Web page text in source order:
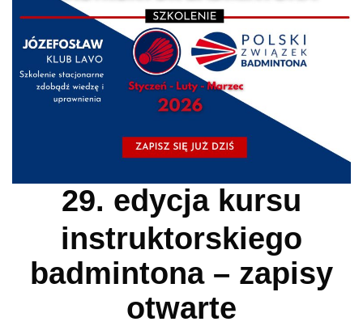
29. edycja kursu
instruktorskiego
badmintona – zapisy
otwarte